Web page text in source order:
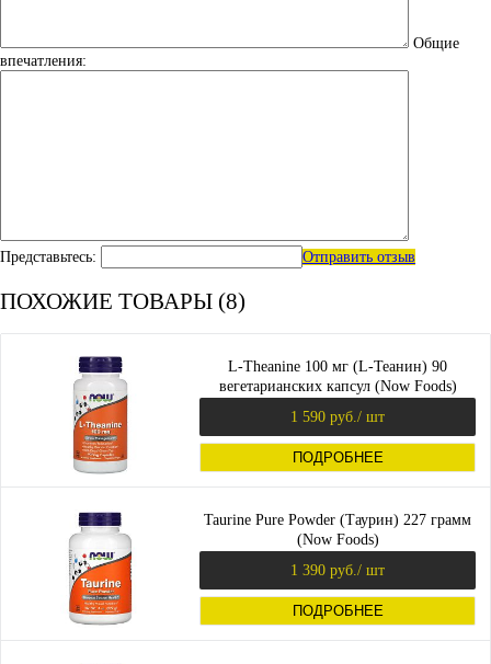
Общие
впечатления:
Представьтесь: Отправить отзыв
ПОХОЖИЕ ТОВАРЫ (8)
L-Theanine 100 мг (L-Теанин) 90
вегетарианских капсул (Now Foods)
1 590 руб. / шт
ПОДРОБНЕЕ
Taurine Pure Powder (Таурин) 227 грамм
(Now Foods)
1 390 руб. / шт
ПОДРОБНЕЕ